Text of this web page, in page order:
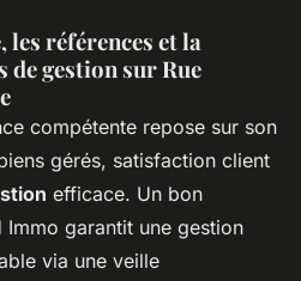
les références et la
de gestion sur Rue
compétente repose sur son
gérés, satisfaction client
efficace. Un bon
garantit une gestion
via une veille